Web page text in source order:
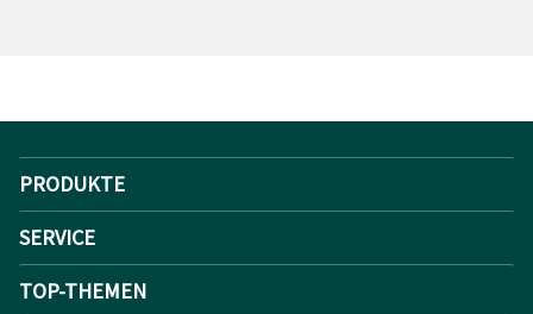
PRODUKTE
SERVICE
TOP-THEMEN